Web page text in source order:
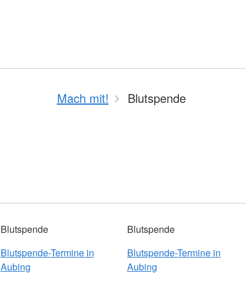
Mach mit! Blutspende
Blutspende
Blutspende-Termine in
Aubing
Blutspende
Blutspende-Termine in
Aubing